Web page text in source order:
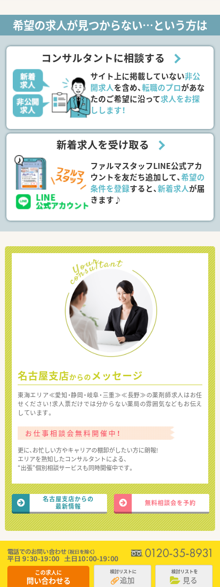
希望の求人が見つからない…という方は
コンサルタントに相談する
サイト上に掲載していない非公
開求人を含め、転職のプロがあな
たのご希望に沿って求人をお探
しします！
新着求人を受け取る
ファルマスタッフLINE公式アカ
ウントを友だち追加して、希望の
条件を登録すると、新着求人が届
きます♪
名古屋支店からの メッセージ
東海エリア≪愛知・静岡・岐阜・三重≫≪長野≫の薬剤師求人はお任
せください！求人票だけでは分からない薬局の雰囲気などもお伝え
しています。
お仕事相談会無料開催中！
更に、お忙しい方やキャリアの棚卸がしたい方に朗報!
エリアを熟知したコンサルタントによる、
“出張”個別相談サービスも同時開催中です。
名古屋支店からの
最新情報
無料相談会を予約
この求人に
問い合わせる
検討リストに
追加
検討リストを
見る